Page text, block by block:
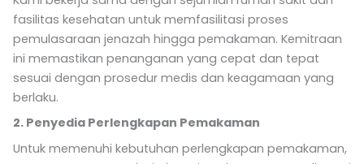
fasilitas kesehatan untuk memfasilitasi proses
pemulasaraan jenazah hingga pemakaman. Kemitraan
ini memastikan penanganan yang cepat dan tepat
sesuai dengan prosedur medis dan keagamaan yang
berlaku.
2. Penyedia Perlengkapan Pemakaman
Untuk memenuhi kebutuhan perlengkapan pemakaman,